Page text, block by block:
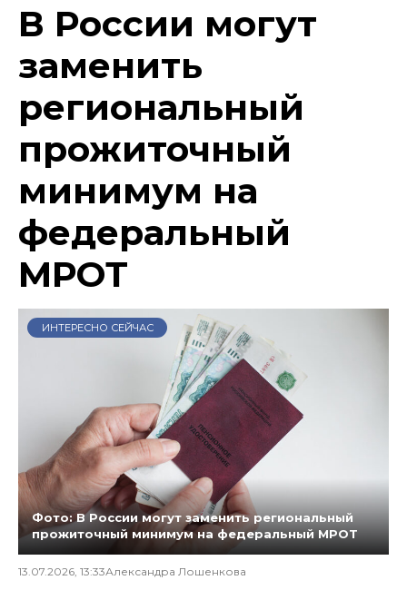
В России могут
заменить
региональный
прожиточный
минимум на
федеральный
МРОТ
ИНТЕРЕСНО СЕЙЧАС
Фото: В России могут заменить региональный
прожиточный минимум на федеральный МРОТ
13.07.2026, 13:33Александра Лошенкова